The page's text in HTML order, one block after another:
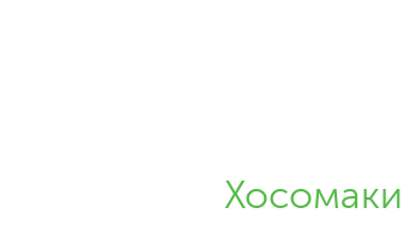
Хосомаки